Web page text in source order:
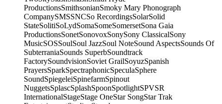
ProductionsSmithsonianSmoky Mary Phonograph
CompanySMSSNCSo RecordingsSolarSolid
StateSolitiSoLydSomaSomeSomersetSona Gaia
ProductionsSonetSonovoxSonySony ClassicalSony
MusicSOSSoulSoul JazzSoul NoteSound AspectsSounds Of
SubterraniaSounds SuperbSoundtrack
FactorySoundvisionSoviet GrailSoyuzSpanish
PrayersSparkSpectraphonicSpeculaSphere
SoundSpiegeleiSpinefarmSpinout
NuggetsSplascSplashSpoonSpotlightSPVSR
InternationalStageStage OneStar SongStar Trak